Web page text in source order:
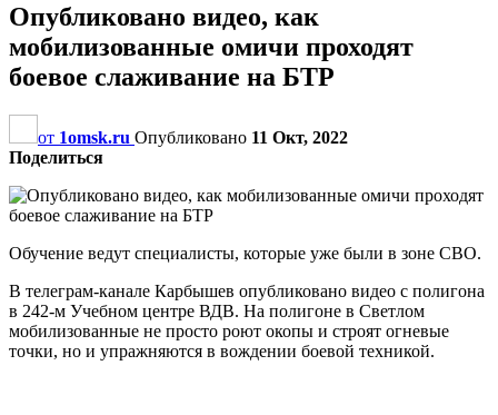
Опубликовано видео, как
мобилизованные омичи проходят
боевое слаживание на БТР
от 1omsk.ru Опубликовано 11 Окт, 2022
Поделиться
Обучение ведут специалисты, которые уже были в зоне СВО.
В телеграм-канале Карбышев опубликовано видео с полигона
в 242-м Учебном центре ВДВ. На полигоне в Светлом
мобилизованные не просто роют окопы и строят огневые
точки, но и упражняются в вождении боевой техникой.